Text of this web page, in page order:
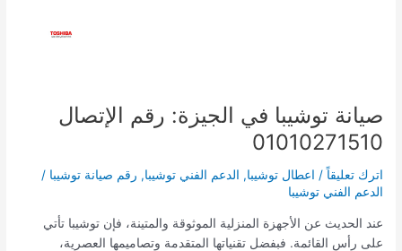
صيانة توشيبا في الجيزة: رقم الإتصال
01010271510
اترك تعليقاً / اعطال توشيبا, الدعم الفني توشيبا, رقم صيانة توشيبا /
الدعم الفني توشيبا
عند الحديث عن الأجهزة المنزلية الموثوقة والمتينة، فإن توشيبا تأتي
على رأس القائمة. فبفضل تقنياتها المتقدمة وتصاميمها العصرية،
صيانة
توشيبا
في
الجيزة:
رقم
01010271510